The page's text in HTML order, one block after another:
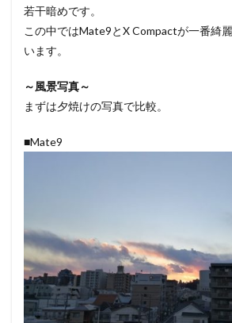
若干暗めです。
この中ではMate9とX Compactが一番綺
います。
～風景写真～
まずは夕焼けの写真で比較。
■Mate9